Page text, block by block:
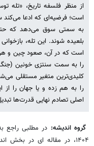
از منظر فلسفه تاریخ، «تله
است؛ فرضیه‌ای که ادعا می‌کند
به سمتی سوق می‌دهد که
است که در آن، صعود چین و
را به سمت سنتزی خونین
کلیدی‌ترین متغیر مستقلی
را به هم زده و یا جهان را از
اصلی تصادم نهایی قدرت‌ها
گروه اندیشه:
۱۴۰۴، در مقاله ای در بخش